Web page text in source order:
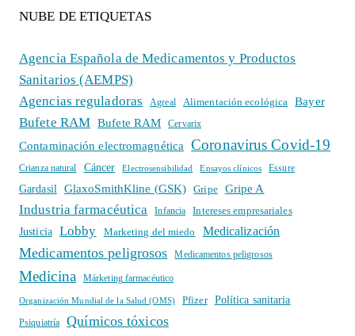
NUBE DE ETIQUETAS
Agencia Española de Medicamentos y Productos
Sanitarios (AEMPS)
Agencias reguladoras
Agreal Alimentación ecológica Bayer
Bufete RAM Bufete RAM Cervarix
Contaminación electromagnética Coronavirus Covid-19
Crianza natural Cáncer Electrosensibilidad Ensayos clínicos Essure
Gardasil GlaxoSmithKline (GSK) Gripe Gripe A
Industria farmacéutica Infancia
Intereses empresariales
Justicia
Lobby Marketing del miedo Medicalización
Medicamentos peligrosos Medicamentos peligrosos
Medicina Márketing farmacéutico
Organización Mundial de la Salud (OMS) Pfizer Política sanitaria
Psiquiatría Químicos tóxicos